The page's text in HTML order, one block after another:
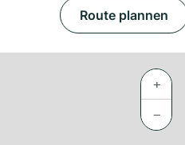
Route plannen
+
−